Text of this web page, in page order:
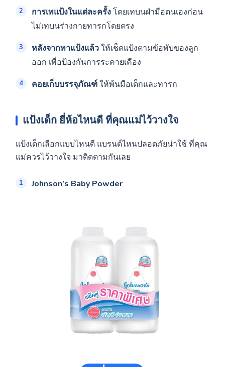
การเทแป้งในแต่ละครั้งโดยเทบนฝ่ามือตนเองก่อน
ไม่เทบนร่างกายทารกโดยตรง
หลังจากทาแป้งแล้วให้เช็ดแป้งตามข้อพับของลูก
ออก เพื่อป้องกันการระคายเคือง
คอยเก็บบรรจุภัณฑ์ให้พ้นมือเด็กและทารก
แป้งเด็ก ยี่ห้อไหนดี ที่คุณแม่ไว้วางใจ
แป้งเด็กเลือกแบบไหนดี แบรนด์ไหนปลอดภัยน่าใช้ ที่คุณ
แม่ควรไว้วางใจ มาติดตามกันเลย
Johnson’s Baby Powder